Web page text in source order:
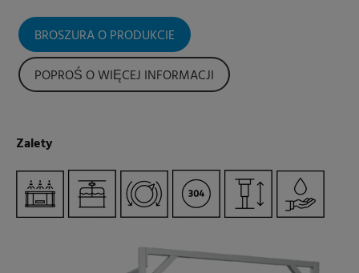
BROSZURA O PRODUKCIE
POPROŚ O WIĘCEJ INFORMACJI
Zalety